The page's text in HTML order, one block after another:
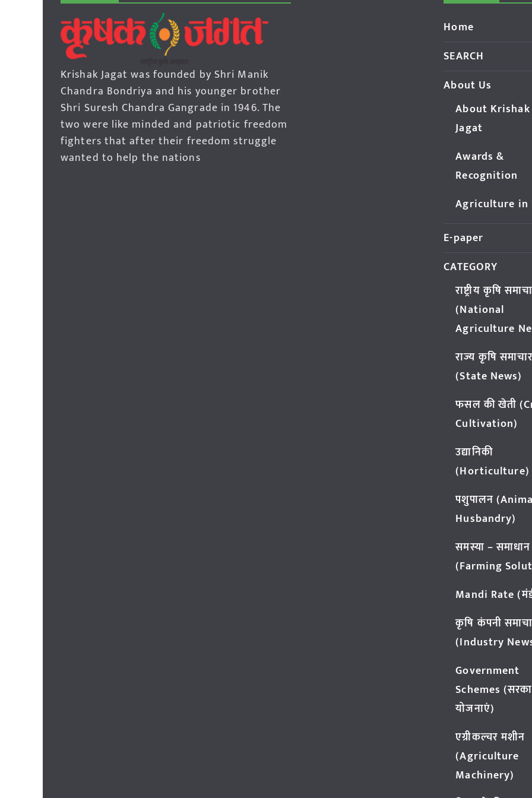
Krishak Jagat was founded by Shri Manik
Chandra Bondriya and his younger brother
Shri Suresh Chandra Gangrade in 1946. The
two were like minded and patriotic freedom
fighters that after their freedom struggle
wanted to help the nations
Home
SEARCH
About Us
About Krishak
Jagat
Awards &
Recognition
Agriculture in
E-paper
CATEGORY
राष्ट्रीय कृषि
(National
Agriculture
राज्य कृषि समाचार
(State News)
फसल की खेती
Cultivation)
उद्यानिकी
(Horticulture)
पशुपालन
Husbandry)
समस्या – समाधान
(Farming
Mandi Rate
कृषि कंपनी
(Industry
Government
Schemes
योजनाएं)
एग्रीकल्चर मशीन
(Agriculture
Machinery)